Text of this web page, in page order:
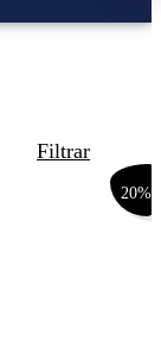
Filtrar
20%